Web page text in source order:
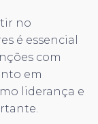
no
é essencial
com
em
liderança e